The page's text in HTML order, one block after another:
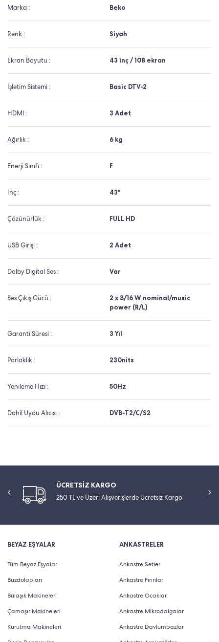
Marka : Beko
Renk : Siyah
Ekran Boyutu : 43 inç / 108 ekran
İşletim Sistemi : Basic DTV-2
HDMI : 3 Adet
Ağırlık : 6 kg
Enerji Sınıfı : F
İnç : 43"
Çözünürlük : FULL HD
USB Girişi : 2 Adet
Dolby Digital Ses : Var
Ses Çıkış Gücü :
2 x 8/16 W nominal/music
power (R/L)
Garanti Süresi : 3 Yıl
Parlaklık : 230nits
Yenileme Hızı : 50Hz
Dahil Uydu Alıcısı : DVB-T2/C/S2
ÜCRETSİZ KARGO
250 TL ve Üzeri Alışverişlerde Ücretsiz Kargo
BEYAZ EŞYALAR
Tüm Beyaz Eşyalar
Buzdolapları
Bulaşık Makineleri
Çamaşır Makineleri
Kurutma Makineleri
ANKASTRELER
Ankastre Setler
Ankastre Fırınlar
Ankastre Ocaklar
Ankastre Mikrodalgalar
Ankastre Davlumbazlar